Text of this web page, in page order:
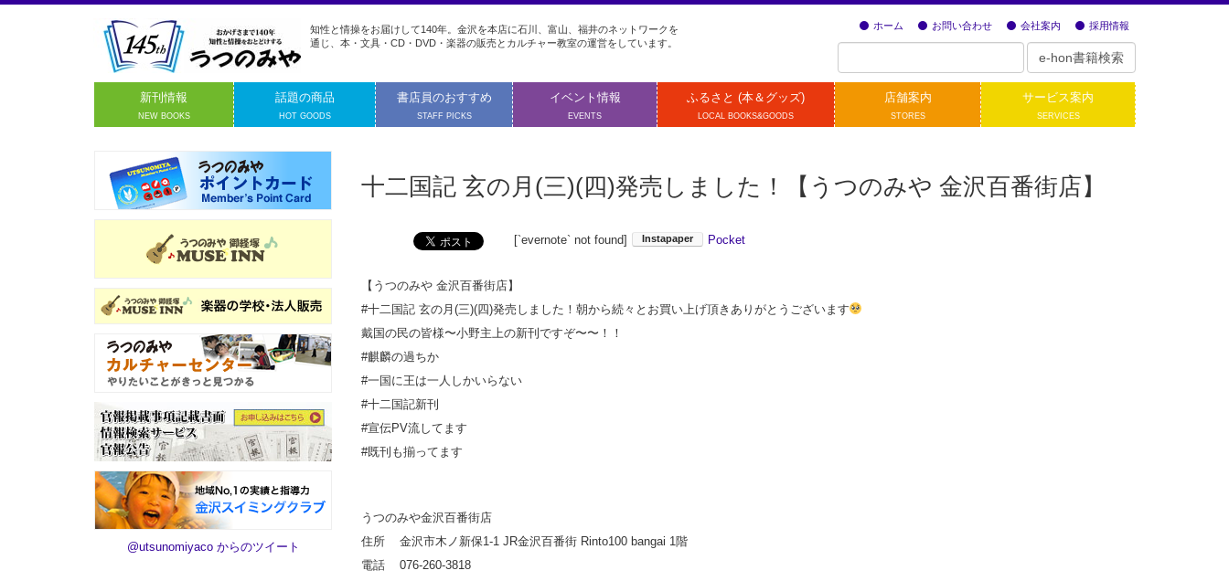
知性と情操をお届けして140年。金沢を本店に石川、富山、福井のネットワークを
通じ、本・文具・CD・DVD・楽器の販売とカルチャー教室の運営をしています。
ホーム お問い合わせ 会社案内 採用情報
新刊情報
NEW BOOKS
話題の商品
HOT GOODS
書店員のおすすめ
STAFF PICKS
イベント情報
EVENTS
ふるさと (本＆グッズ)
LOCAL BOOKS&GOODS
店舗案内
STORES
サービス案内
SERVICES
十二国記 玄の月(三)(四)発売しました！【うつのみや 金沢百番街店】
[`evernote` not found] Pocket
【うつのみや 金沢百番街店】
#十二国記 玄の月(三)(四)発売しました！朝から続々とお買い上げ頂きありがとうございます
戴国の民の皆様〜小野主上の新刊ですぞ〜〜！！
#麒麟の過ちか
#一国に王は一人しかいらない
#十二国記新刊
#宣伝PV流してます
#既刊も揃ってます
うつのみや金沢百番街店
住所 金沢市木ノ新保1-1 JR金沢百番街 Rinto100 bangai 1階
電話 076-260-3818
@utsunomiyaco からのツイート